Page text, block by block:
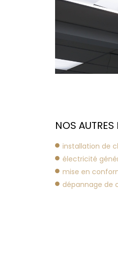
NOS
installation de
électricité
mise en
dépannage de